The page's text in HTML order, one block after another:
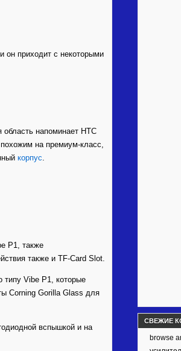
он приходит с некоторыми
напоминает HTC
на премиум-класс,
корпус.
Р1, также
также и TF-Card Slot.
типу Vibe Р1, которые
Corning Gorilla Glass для
вспышкой и на
СВЕЖИЕ
browse